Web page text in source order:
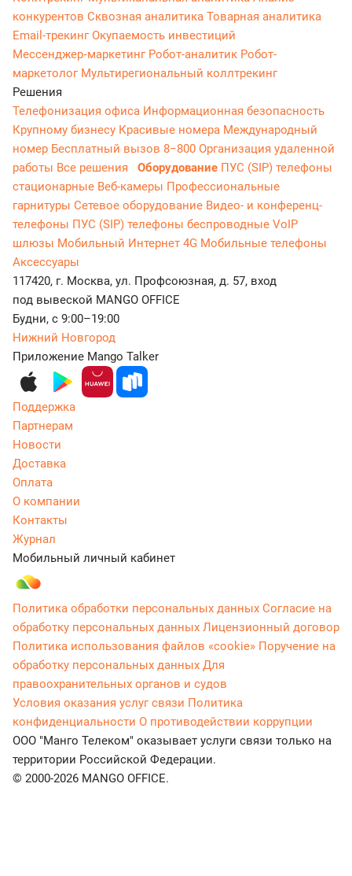
конкурентов Сквозная аналитика Товарная аналитика
Email-трекингОкупаемость инвестиций
Мессенджер‑маркетинг Робот-аналитик Робот-
маркетолог Мультирегиональный коллтрекинг
Решения
Телефонизация офиса Информационная безопасность
Крупному бизнесу Красивые номера Международный
номер Бесплатный вызов 8−800 Организация удаленной
работы Все решения Оборудование ПУС (SIP) телефоны
стационарные Веб-камеры Профессиональные
гарнитуры Сетевое оборудование Видео- и конференц-
телефоны ПУС (SIP) телефоны беспроводные VoIP
шлюзы Мобильный Интернет 4G Мобильные телефоны
Аксессуары
117420, г. Москва, ул. Профсоюзная, д. 57, вход
под вывеской MANGO OFFICE
Будни, с 9:00–19:00
Нижний Новгород
Приложение Mango Talker
Поддержка
Партнерам
Новости
Доставка
Оплата
О компании
Контакты
Журнал
Мобильный личный кабинет
Политика обработки персональных данных Согласие на
обработку персональных данных Лицензионный договор
Политика использования файлов «cookie» Поручение на
обработку персональных данных Для
правоохранительных органов и судов
Условия оказания услуг связи Политика
конфиденциальности О противодействии коррупции
ООО "Манго Телеком" оказывает услуги связи только на
территории Российской Федерации.
© 2000-2026 MANGO OFFICE.